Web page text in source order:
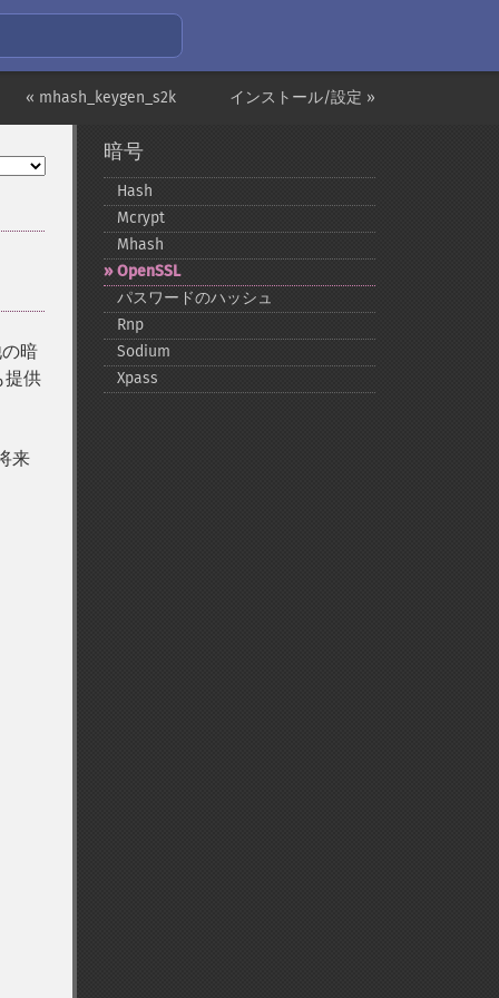
インストール/設定 »
« mhash_keygen_s2k
暗
提供
来
暗号
Hash
Mcrypt
Mhash
OpenSSL
パスワードのハッシュ
Rnp
Sodium
Xpass